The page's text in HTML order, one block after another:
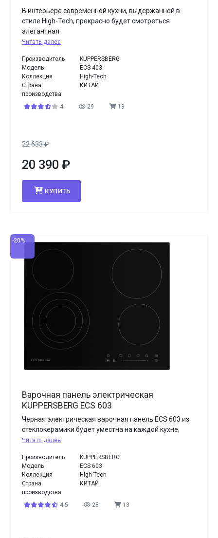
В интерьере современной кухни, выдержанной в
стиле High-Tech, прекрасно будет смотреться
элегантная
Читать далее
Производитель
KUPPERSBERG
Модель
ECS 403
Коллекция
High-Tech
Страна
производства
КИТАЙ
4 29 13
22 633₽
20 390 ₽
КУПИТЬ
-20%
Варочная панель электрическая
KUPPERSBERG ECS 603
Черная электрическая варочная панель ECS 603 из
стеклокерамики будет уместна на каждой кухне,
Читать далее
Производитель
KUPPERSBERG
Модель
ECS 603
Коллекция
High-Tech
Страна
производства
КИТАЙ
4.5 28 13